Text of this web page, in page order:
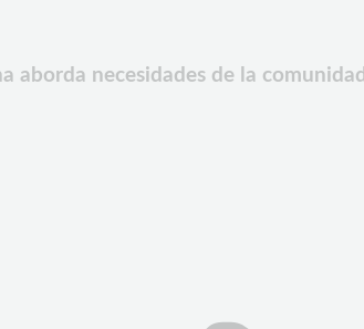
aborda necesidades de la comunidad